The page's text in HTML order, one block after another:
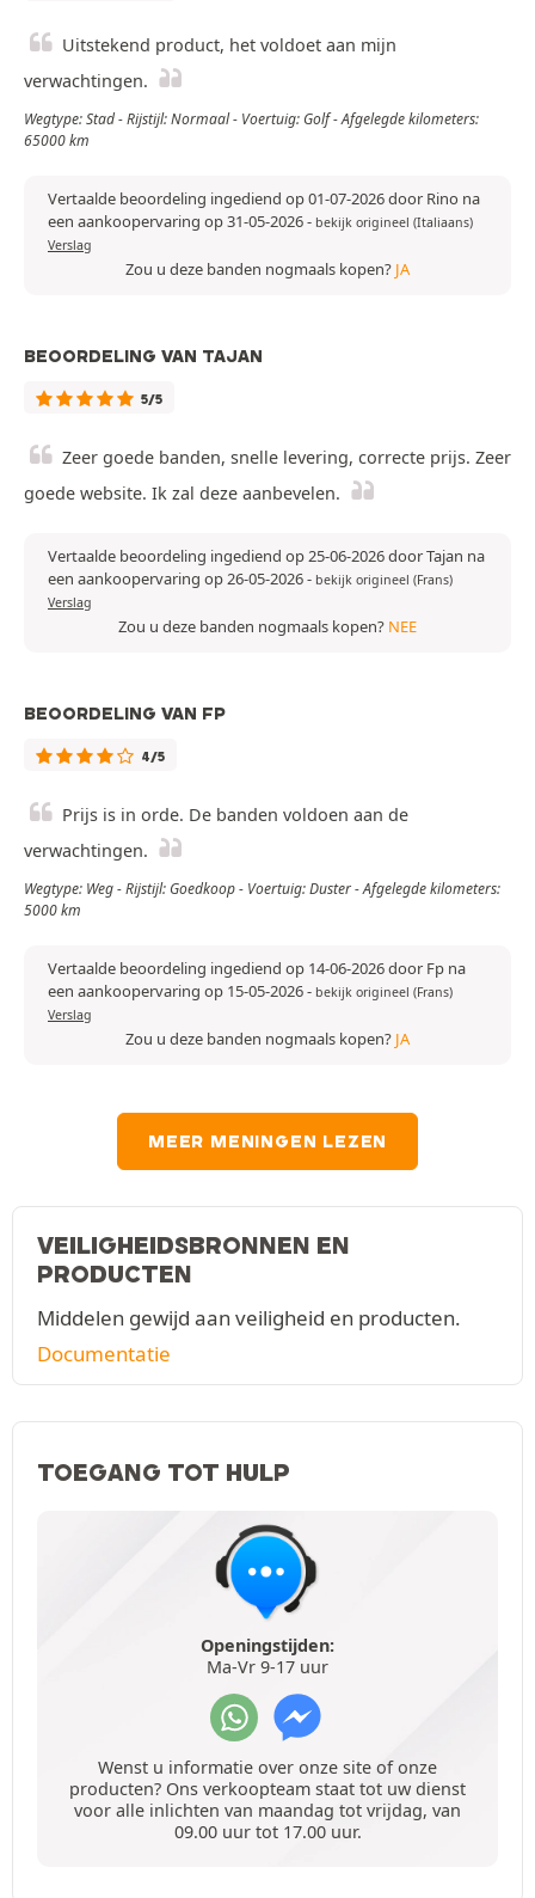
Uitstekend product, het voldoet aan mijn
verwachtingen.
Wegtype: Stad - Rijstijl: Normaal - Voertuig: Golf - Afgelegde kilometers:
65000 km
Vertaalde beoordeling ingediend op 01-07-2026 door Rino na
een aankoopervaring op 31-05-2026- bekijk origineel (Italiaans)
Verslag
Zou u deze banden nogmaals kopen? JA
BEOORDELING VAN TAJAN
5/5
Zeer goede banden, snelle levering, correcte prijs. Zeer
goede website. Ik zal deze aanbevelen.
Vertaalde beoordeling ingediend op 25-06-2026 door Tajan na
een aankoopervaring op 26-05-2026- bekijk origineel (Frans)
Verslag
Zou u deze banden nogmaals kopen? NEE
BEOORDELING VAN FP
4/5
Prijs is in orde. De banden voldoen aan de
verwachtingen.
Wegtype: Weg - Rijstijl: Goedkoop - Voertuig: Duster - Afgelegde kilometers:
5000 km
Vertaalde beoordeling ingediend op 14-06-2026 door Fp na
een aankoopervaring op 15-05-2026- bekijk origineel (Frans)
Verslag
Zou u deze banden nogmaals kopen? JA
MEER MENINGEN LEZEN
VEILIGHEIDSBRONNEN EN
PRODUCTEN
Middelen gewijd aan veiligheid en producten.
Documentatie
TOEGANG TOT HULP
Openingstijden:
Ma-Vr 9-17 uur
Wenst u informatie over onze site of onze
producten? Ons verkoopteam staat tot uw dienst
voor alle inlichten van maandag tot vrijdag, van
09.00 uur tot 17.00 uur.